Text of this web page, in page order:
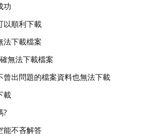
功
以順利下載
法下載檔案
無法下載檔案
曾出問題的檔案資料也無法下載
載
?
能不吝解答